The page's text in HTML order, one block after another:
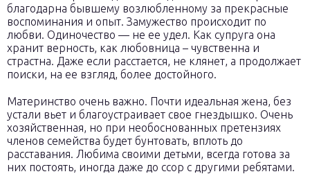
благодарна бывшему возлюбленному за прекрасные
воспоминания и опыт. Замужество происходит по
любви. Одиночество — не ее удел. Как супруга она
хранит верность, как любовница – чувственна и
страстна. Даже если расстается, не клянет, а продолжает
поиски, на ее взгляд, более достойного.
Материнство очень важно. Почти идеальная жена, без
устали вьет и благоустраивает свое гнездышко. Очень
хозяйственная, но при необоснованных претензиях
членов семейства будет бунтовать, вплоть до
расставания. Любима своими детьми, всегда готова за
них постоять, иногда даже до ссор с другими ребятами.